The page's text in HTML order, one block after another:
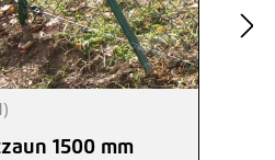
Bewertung von 5 von 5
1500 mm